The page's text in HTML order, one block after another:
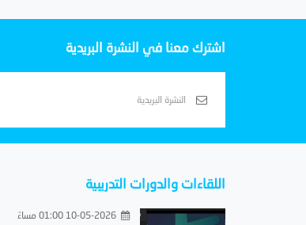
اشترك معنا في النشرة البريدية
اللقاءات والدورات التدريبية